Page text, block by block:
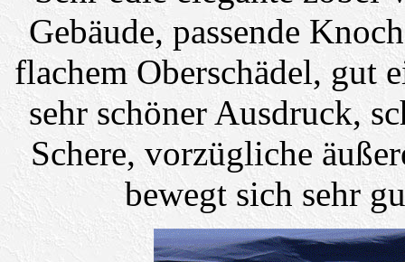
Gebäude, passende
flachem Oberschädel, gut
sehr schöner Ausdruck,
Schere, vorzügliche
bewegt sich sehr